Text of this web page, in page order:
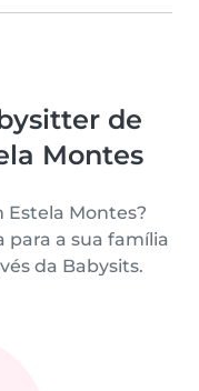
de
Montes
Montes?
a sua família
da Babysits.